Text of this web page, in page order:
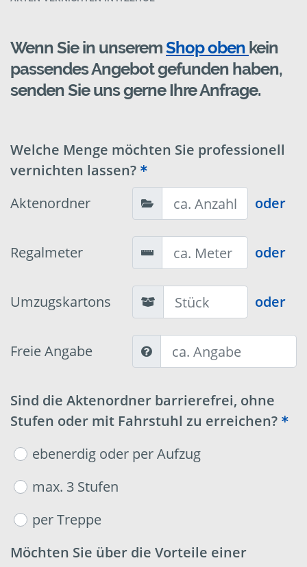
Wenn Sie in unseremShop oben kein
passendes Angebot gefunden haben,
senden Sie uns gerne Ihre Anfrage.
Welche Menge möchten Sie professionell
vernichten lassen?
Aktenordner
oder
Regalmeter oder
Umzugskartons oder
Freie Angabe
Sind die Aktenordner barrierefrei, ohne
Stufen oder mit Fahrstuhl zu erreichen?
ebenerdig oder per Aufzug
max. 3 Stufen
per Treppe
Möchten Sie über die Vorteile einer